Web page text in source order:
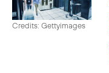
Credits: Gettyimages